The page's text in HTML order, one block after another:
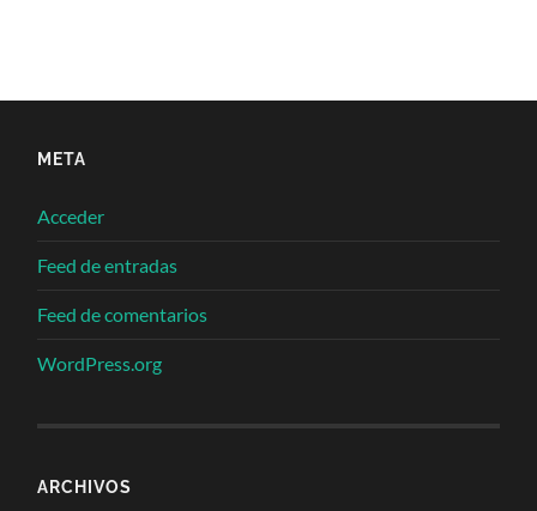
META
Acceder
Feed de entradas
Feed de comentarios
WordPress.org
ARCHIVOS